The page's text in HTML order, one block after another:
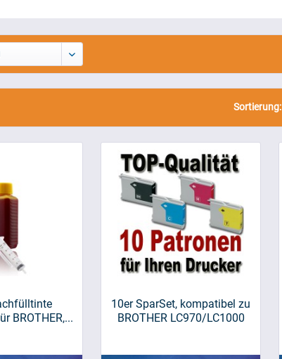
Sortierung:
BROTHER,...
10er SparSet, kompatibel zu
BROTHER LC970/LC1000